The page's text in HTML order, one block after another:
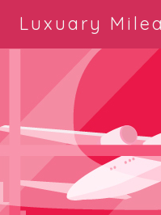
Luxuary